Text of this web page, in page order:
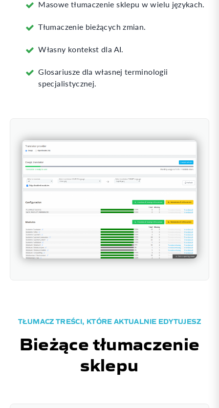
Masowe tłumaczenie sklepu w wielu językach.
Tłumaczenie bieżących zmian.
Własny kontekst dla AI.
Glosariusze dla własnej terminologii
specjalistycznej.
Bieżące tłumaczenie
sklepu
TŁUMACZ TREŚCI, KTÓRE AKTUALNIE EDYTUJESZ